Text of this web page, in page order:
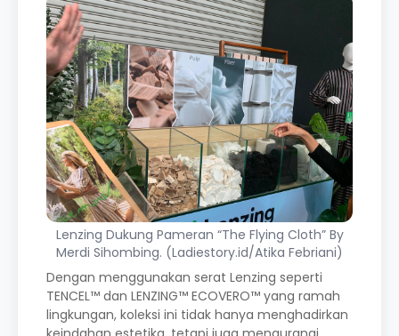
Lenzing Dukung Pameran “The Flying Cloth” By
Merdi Sihombing. (Ladiestory.id/Atika Febriani)
Dengan menggunakan serat Lenzing seperti
TENCEL™ dan LENZING™ ECOVERO™ yang ramah
lingkungan, koleksi ini tidak hanya menghadirkan